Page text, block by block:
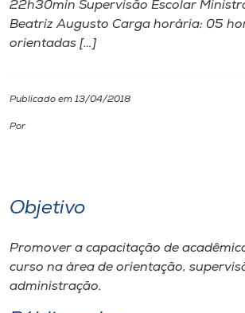
Diplomados
Editora
Rádio
22h30min Supervisão Escolar
Beatriz Augusto Carga horária: 05
orientadas […]
Publicado em 13/04/2018
Por
Objetivo
Promover a capacitação de
curso na área de orientação,
administração.